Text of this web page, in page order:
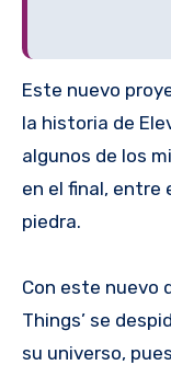
Este nuevo
la historia de
algunos de los
en el final, entre
piedra.
Con este nuevo
Things’ se
su universo,